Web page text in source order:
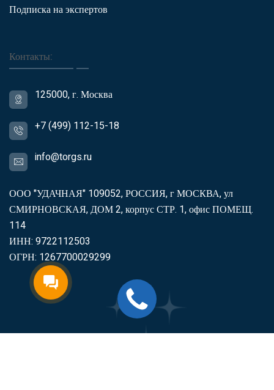
Подписка на экспертов
Контакты:
125000, г. Москва
+7 (499) 112-15-18
info@torgs.ru
ООО "УДАЧНАЯ" 109052, РОССИЯ, г МОСКВА, ул
СМИРНОВСКАЯ, ДОМ 2, корпус СТР. 1, офис ПОМЕЩ.
114
ИНН: 9722112503
ОГРН: 1267700029299